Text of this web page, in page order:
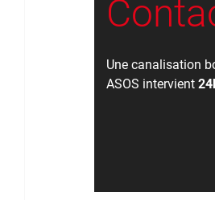
Une canalisation
ASOS intervient